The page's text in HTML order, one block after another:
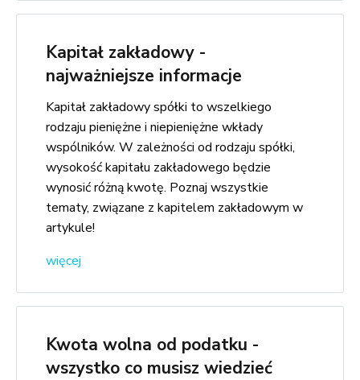
Kapitał zakładowy -
najważniejsze informacje
Kapitał zakładowy spółki to wszelkiego
rodzaju pieniężne i niepieniężne wkłady
wspólników. W zależności od rodzaju spółki,
wysokość kapitału zakładowego będzie
wynosić różną kwotę. Poznaj wszystkie
tematy, związane z kapitelem zakładowym w
artykule!
więcej
Kwota wolna od podatku -
wszystko co musisz wiedzieć